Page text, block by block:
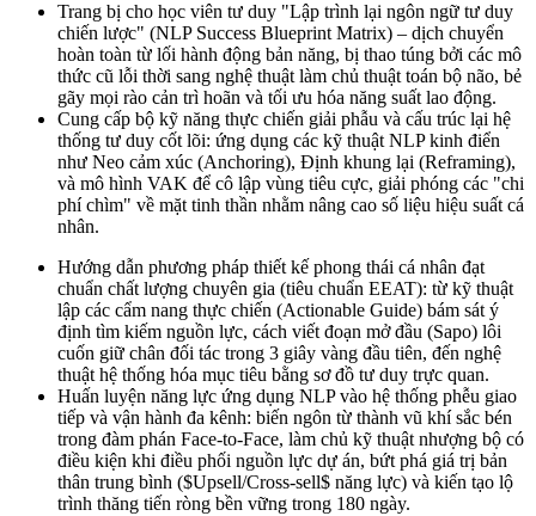
Trang bị cho học viên tư duy "Lập trình lại ngôn ngữ tư duy
chiến lược" (NLP Success Blueprint Matrix) – dịch chuyển
hoàn toàn từ lối hành động bản năng, bị thao túng bởi các mô
thức cũ lỗi thời sang nghệ thuật làm chủ thuật toán bộ não, bẻ
gãy mọi rào cản trì hoãn và tối ưu hóa năng suất lao động.
Cung cấp bộ kỹ năng thực chiến giải phẫu và cấu trúc lại hệ
thống tư duy cốt lõi: ứng dụng các kỹ thuật NLP kinh điển
như Neo cảm xúc (Anchoring), Định khung lại (Reframing),
và mô hình VAK để cô lập vùng tiêu cực, giải phóng các "chi
phí chìm" về mặt tinh thần nhằm nâng cao số liệu hiệu suất cá
nhân.
Hướng dẫn phương pháp thiết kế phong thái cá nhân đạt
chuẩn chất lượng chuyên gia (tiêu chuẩn EEAT): từ kỹ thuật
lập các cẩm nang thực chiến (Actionable Guide) bám sát ý
định tìm kiếm nguồn lực, cách viết đoạn mở đầu (Sapo) lôi
cuốn giữ chân đối tác trong 3 giây vàng đầu tiên, đến nghệ
thuật hệ thống hóa mục tiêu bằng sơ đồ tư duy trực quan.
Huấn luyện năng lực ứng dụng NLP vào hệ thống phễu giao
tiếp và vận hành đa kênh: biến ngôn từ thành vũ khí sắc bén
trong đàm phán Face-to-Face, làm chủ kỹ thuật nhượng bộ có
điều kiện khi điều phối nguồn lực dự án, bứt phá giá trị bản
thân trung bình ($Upsell/Cross-sell$ năng lực) và kiến tạo lộ
trình thăng tiến ròng bền vững trong 180 ngày.